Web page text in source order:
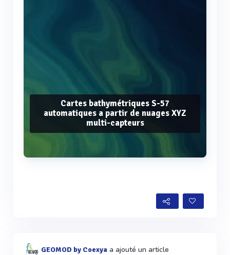
Cartes bathymétriques S-57
automatiques a partir de nuages XYZ
multi-capteurs
GEOMOD by Coexya a ajouté un article